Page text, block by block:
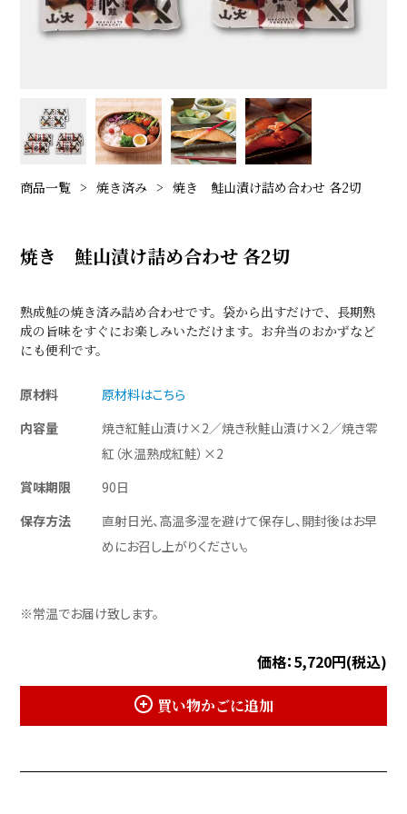
商品一覧 焼き済み 焼き 鮭山漬け詰め合わせ 各2切
焼き 鮭山漬け詰め合わせ 各2切
熟成鮭の焼き済み詰め合わせです。袋から出すだけで、長期熟
成の旨味をすぐにお楽しみいただけます。お弁当のおかずなど
にも便利です。
原材料
原材料はこちら
内容量
焼き紅鮭山漬け×2／焼き秋鮭山漬け×2／焼き零
紅（氷温熟成紅鮭）×2
賞味期限
90日
保存方法
直射日光、高温多湿を避けて保存し、開封後はお早
めにお召し上がりください。
※常温でお届け致します。
価格：5,720円(税込)
買い物かごに追加